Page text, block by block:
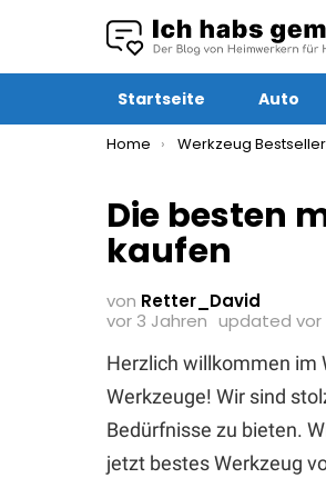
Startseite Auto
You are here:
Home Werkzeug Bestseller
Die besten
kaufen
von Retter_David
vor 3 Jahren updated vor
Herzlich willkommen im
Werkzeuge! Wir sind
Bedürfnisse zu bieten.
jetzt bestes Werkzeug